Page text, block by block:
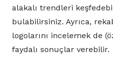
alakalı trendleri
bulabilirsiniz. Ayrıca,
logolarını incelemek de
faydalı sonuçlar verebilir.